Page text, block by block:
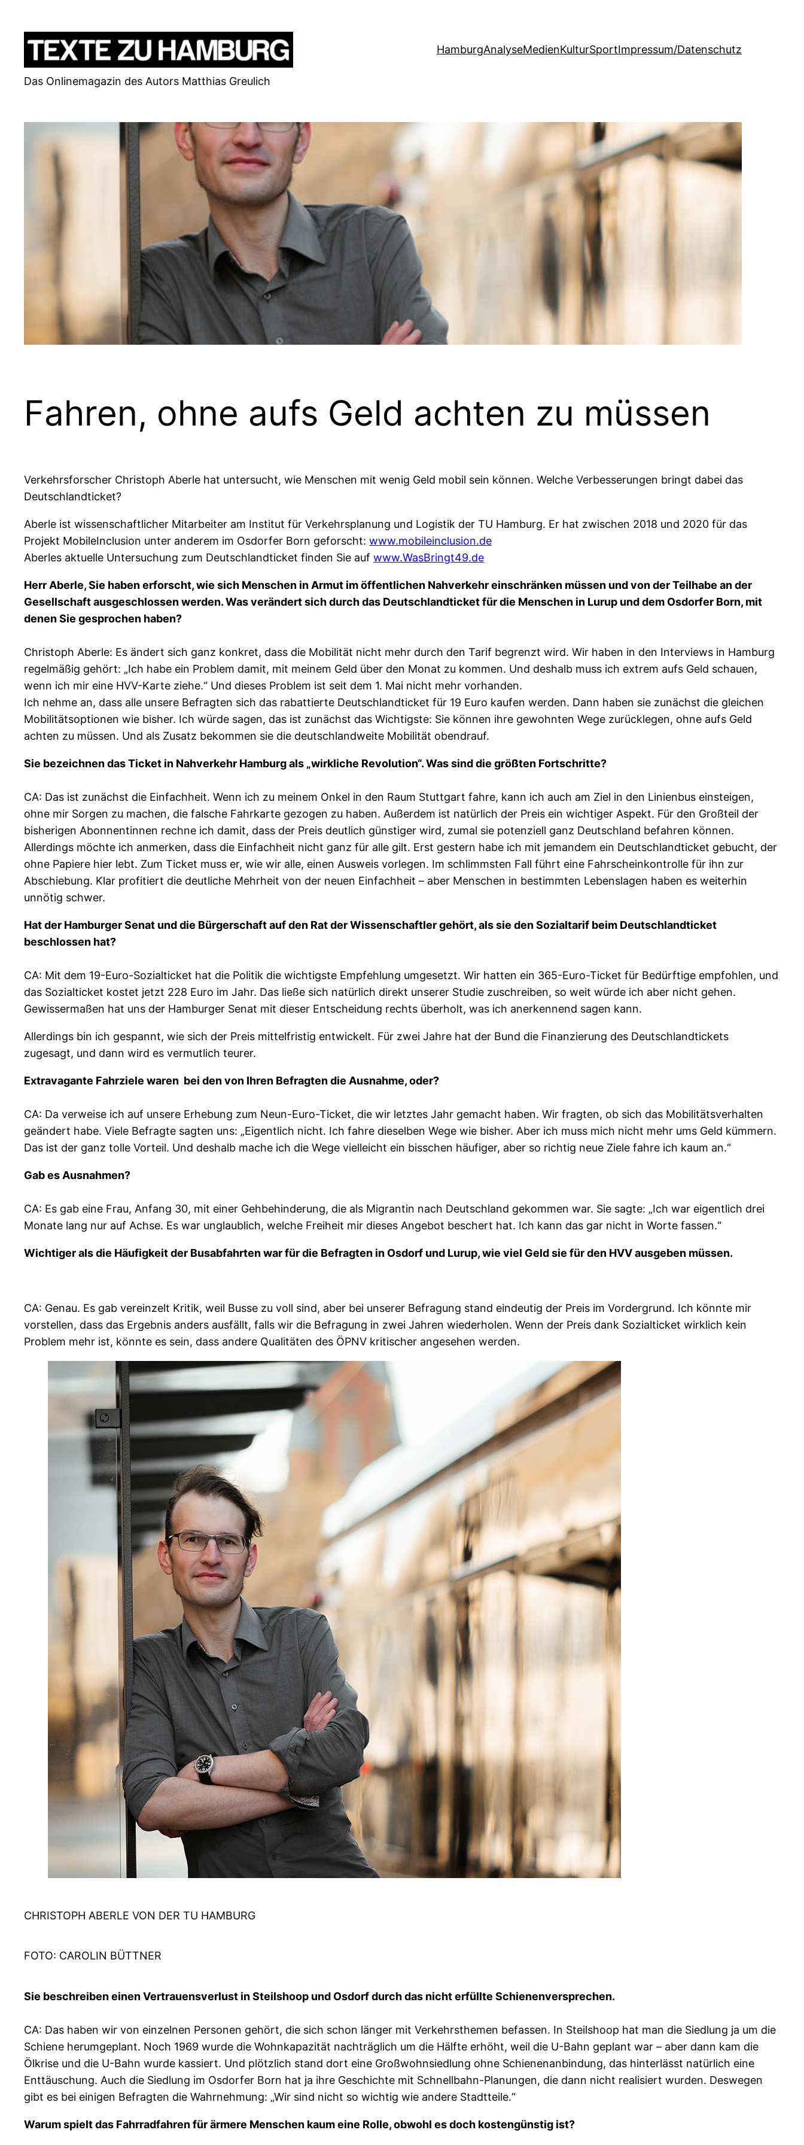
Inhalt
springen
HamburgAnalyseMedienKulturSportImpressum/Datenschutz
Das Onlinemagazin des Autors Matthias Greulich
Fahren, ohne aufs Geld achten zu müssen
Verkehrsforscher Christoph Aberle hat untersucht, wie Menschen mit wenig Geld mobil sein können. Welche Verbesserungen bringt dabei das
Deutschlandticket?
Aberle ist wissenschaftlicher Mitarbeiter am Institut für Verkehrsplanung und Logistik der TU Hamburg. Er hat zwischen 2018 und 2020 für das
Projekt MobileInclusion unter anderem im Osdorfer Born geforscht: www.mobileinclusion.de
Aberles aktuelle Untersuchung zum Deutschlandticket finden Sie auf www.WasBringt49.de
Herr Aberle, Sie haben erforscht, wie sich Menschen in Armut im öffentlichen Nahverkehr einschränken müssen und von der Teilhabe an der
Gesellschaft ausgeschlossen werden. Was verändert sich durch das Deutschlandticket für die Menschen in Lurup und dem Osdorfer Born, mit
denen Sie gesprochen haben?
Christoph Aberle: Es ändert sich ganz konkret, dass die Mobilität nicht mehr durch den Tarif begrenzt wird. Wir haben in den Interviews in Hamburg
regelmäßig gehört: „Ich habe ein Problem damit, mit meinem Geld über den Monat zu kommen. Und deshalb muss ich extrem aufs Geld schauen,
wenn ich mir eine HVV-Karte ziehe.“ Und dieses Problem ist seit dem 1. Mai nicht mehr vorhanden.
Ich nehme an, dass alle unsere Befragten sich das rabattierte Deutschlandticket für 19 Euro kaufen werden. Dann haben sie zunächst die gleichen
Mobilitätsoptionen wie bisher. Ich würde sagen, das ist zunächst das Wichtigste: Sie können ihre gewohnten Wege zurücklegen, ohne aufs Geld
achten zu müssen. Und als Zusatz bekommen sie die deutschlandweite Mobilität obendrauf.
Sie bezeichnen das Ticket in Nahverkehr Hamburg als „wirkliche Revolution“. Was sind die größten Fortschritte?
CA: Das ist zunächst die Einfachheit. Wenn ich zu meinem Onkel in den Raum Stuttgart fahre, kann ich auch am Ziel in den Linienbus einsteigen,
ohne mir Sorgen zu machen, die falsche Fahrkarte gezogen zu haben. Außerdem ist natürlich der Preis ein wichtiger Aspekt. Für den Großteil der
bisherigen Abonnentinnen rechne ich damit, dass der Preis deutlich günstiger wird, zumal sie potenziell ganz Deutschland befahren können.
Allerdings möchte ich anmerken, dass die Einfachheit nicht ganz für alle gilt. Erst gestern habe ich mit jemandem ein Deutschlandticket gebucht, der
ohne Papiere hier lebt. Zum Ticket muss er, wie wir alle, einen Ausweis vorlegen. Im schlimmsten Fall führt eine Fahrscheinkontrolle für ihn zur
Abschiebung. Klar profitiert die deutliche Mehrheit von der neuen Einfachheit – aber Menschen in bestimmten Lebenslagen haben es weiterhin
unnötig schwer.
Hat der Hamburger Senat und die Bürgerschaft auf den Rat der Wissenschaftler gehört, als sie den Sozialtarif beim Deutschlandticket
beschlossen hat?
CA: Mit dem 19-Euro-Sozialticket hat die Politik die wichtigste Empfehlung umgesetzt. Wir hatten ein 365-Euro-Ticket für Bedürftige empfohlen, und
das Sozialticket kostet jetzt 228 Euro im Jahr. Das ließe sich natürlich direkt unserer Studie zuschreiben, so weit würde ich aber nicht gehen.
Gewissermaßen hat uns der Hamburger Senat mit dieser Entscheidung rechts überholt, was ich anerkennend sagen kann.
Allerdings bin ich gespannt, wie sich der Preis mittelfristig entwickelt. Für zwei Jahre hat der Bund die Finanzierung des Deutschlandtickets
zugesagt, und dann wird es vermutlich teurer.
Extravagante Fahrziele waren bei den von Ihren Befragten die Ausnahme, oder?
CA: Da verweise ich auf unsere Erhebung zum Neun-Euro-Ticket, die wir letztes Jahr gemacht haben. Wir fragten, ob sich das Mobilitätsverhalten
geändert habe. Viele Befragte sagten uns: „Eigentlich nicht. Ich fahre dieselben Wege wie bisher. Aber ich muss mich nicht mehr ums Geld kümmern.
Das ist der ganz tolle Vorteil. Und deshalb mache ich die Wege vielleicht ein bisschen häufiger, aber so richtig neue Ziele fahre ich kaum an.“
Gab es Ausnahmen?
CA: Es gab eine Frau, Anfang 30, mit einer Gehbehinderung, die als Migrantin nach Deutschland gekommen war. Sie sagte: „Ich war eigentlich drei
Monate lang nur auf Achse. Es war unglaublich, welche Freiheit mir dieses Angebot beschert hat. Ich kann das gar nicht in Worte fassen.“
Wichtiger als die Häufigkeit der Busabfahrten war für die Befragten in Osdorf und Lurup, wie viel Geld sie für den HVV ausgeben müssen.
CA: Genau. Es gab vereinzelt Kritik, weil Busse zu voll sind, aber bei unserer Befragung stand eindeutig der Preis im Vordergrund. Ich könnte mir
vorstellen, dass das Ergebnis anders ausfällt, falls wir die Befragung in zwei Jahren wiederholen. Wenn der Preis dank Sozialticket wirklich kein
Problem mehr ist, könnte es sein, dass andere Qualitäten des ÖPNV kritischer angesehen werden.
CHRISTOPH ABERLE VON DER TU HAMBURG
FOTO: CAROLIN BÜTTNER
Sie beschreiben einen Vertrauensverlust in Steilshoop und Osdorf durch das nicht erfüllte Schienenversprechen.
CA: Das haben wir von einzelnen Personen gehört, die sich schon länger mit Verkehrsthemen befassen. In Steilshoop hat man die Siedlung ja um die
Schiene herumgeplant. Noch 1969 wurde die Wohnkapazität nachträglich um die Hälfte erhöht, weil die U-Bahn geplant war – aber dann kam die
Ölkrise und die U-Bahn wurde kassiert. Und plötzlich stand dort eine Großwohnsiedlung ohne Schienenanbindung, das hinterlässt natürlich eine
Enttäuschung. Auch die Siedlung im Osdorfer Born hat ja ihre Geschichte mit Schnellbahn-Planungen, die dann nicht realisiert wurden. Deswegen
gibt es bei einigen Befragten die Wahrnehmung: „Wir sind nicht so wichtig wie andere Stadtteile.“
Warum spielt das Fahrradfahren für ärmere Menschen kaum eine Rolle, obwohl es doch kostengünstig ist?